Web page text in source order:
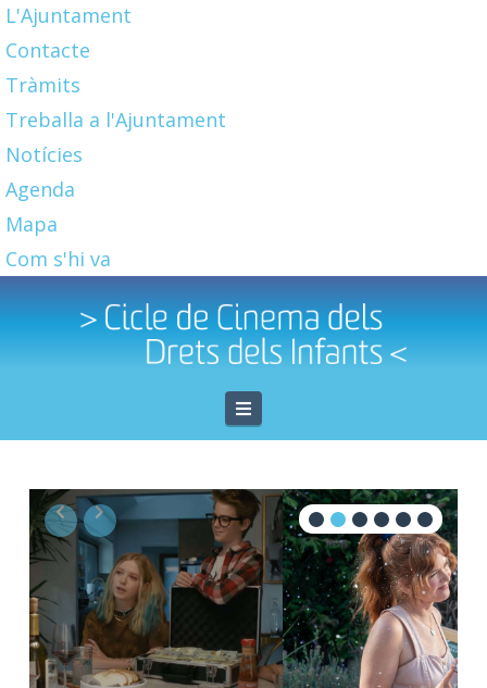
L'Ajuntament
Contacte
Tràmits
Treballa a l'Ajuntament
Notícies
Agenda
Mapa
Com s'hi va
Navigation